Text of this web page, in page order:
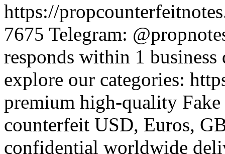
https://
7675 Telegram:
responds within 1
explore our categories:
premium high-quality
counterfeit USD, Euros,
confidential worldwide